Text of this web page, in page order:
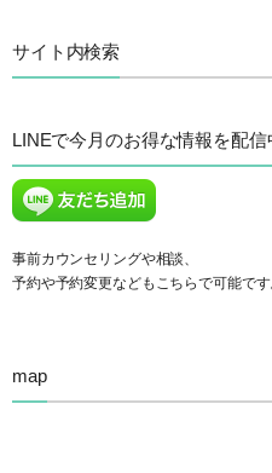
サイト内検索
LINEで今月のお得な情報を配信
事前カウンセリングや相談、
予約や予約変更などもこちらで可能です
map